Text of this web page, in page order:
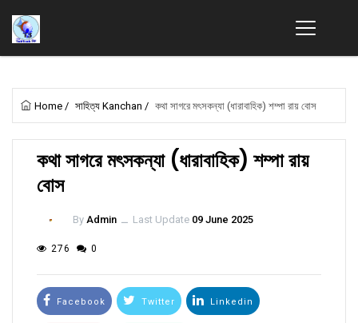
Home / সাহিত্য Kanchan / কথা সাগরে মৎসকন্যা (ধারাবাহিক) শম্পা রায় বোস
কথা সাগরে মৎসকন্যা (ধারাবাহিক) শম্পা রায়
বোস
By Admin ــ Last Update 09 June 2025
276 0
Facebook Twitter Linkedin